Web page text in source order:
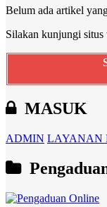
Belum ada artikel
Silakan kunjungi
MASUK
ADMIN LAYANAN